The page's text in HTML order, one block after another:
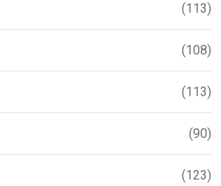
(113)
(108)
(113)
(90)
(123)